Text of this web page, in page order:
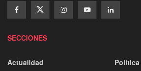
SECCIONES
Actualidad
Política